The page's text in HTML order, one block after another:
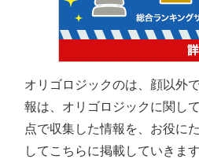
オリゴロジックのは、顔以外
報は、オリゴロジックに関し
点で収集した情報を、お役に
してこちらに掲載していきます